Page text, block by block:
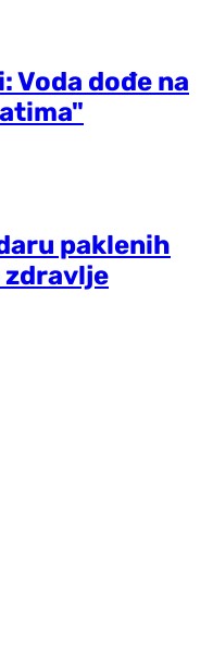
Voda dođe na
paklenih
zdravlje